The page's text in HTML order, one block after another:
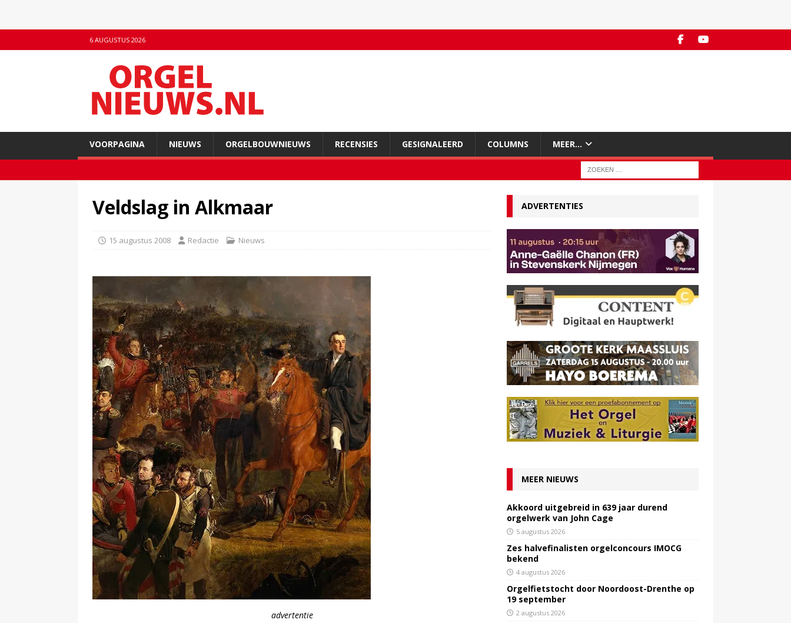
6 AUGUSTUS 2026
VOORPAGINA NIEUWS ORGELBOUWNIEUWS RECENSIES GESIGNALEERD COLUMNS MEER…
Veldslag in Alkmaar
15 augustus 2008 Redactie Nieuws
advertentie
ADVERTENTIES
MEER NIEUWS
Akkoord uitgebreid in 639 jaar durend
orgelwerk van John Cage
5 augustus 2026
Zes halvefinalisten orgelconcours IMOCG
bekend
4 augustus 2026
Orgelfietstocht door Noordoost-Drenthe op
19 september
2 augustus 2026